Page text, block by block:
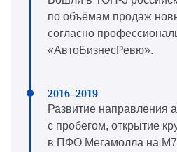
по объёмам продаж
согласно
«АвтоБизнесРевю».
Развитие направления
с пробегом, открытие
в ПФО Мегамолла на